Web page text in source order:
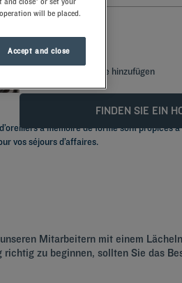
FINDEN SIE EIN
Spezialcode hinzufügen
à mémoire de forme sont propices
vos séjours d’affaires.
Mitarbeitern mit einem
zu beginnen, sollten Sie das
will be placed.
Accept and close